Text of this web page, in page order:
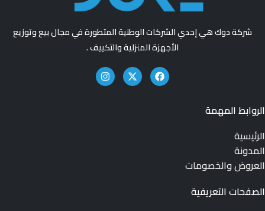
شركة دوك هي إحدي الشركات الوطنية المتطورة في مجال بيع وتوزيع
الأجهزة المنزلية والتكييف .
الروابط المهمة
الرئيسية
المدونة
العروض والخصومات
الصفحات التعريفية